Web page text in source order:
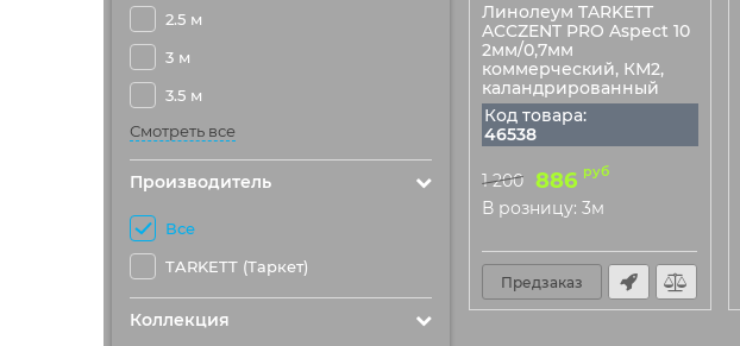
2.5 м
3 м
3.5 м
Смотреть все
Производитель
Все
TARKETT (Таркет)
Коллекция
Линолеум TARKETT
ACCZENT PRO Aspect 10
2мм/0,7мм
коммерческий, КМ2,
каландрированный
Код товара:
46538
1 200 886 руб
В розницу: 3м
Предзаказ